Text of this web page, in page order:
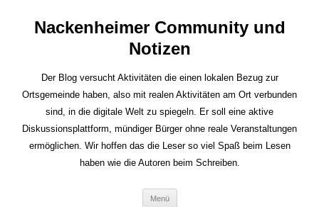
Nackenheimer Community und
Notizen
Der Blog versucht Aktivitäten die einen lokalen Bezug zur
Ortsgemeinde haben, also mit realen Aktivitäten am Ort verbunden
sind, in die digitale Welt zu spiegeln. Er soll eine aktive
Diskussionsplattform, mündiger Bürger ohne reale Veranstaltungen
ermöglichen. Wir hoffen das die Leser so viel Spaß beim Lesen
haben wie die Autoren beim Schreiben.
Menü